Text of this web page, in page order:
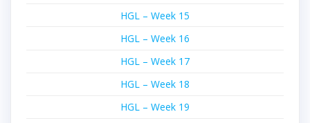
HGL – Week 15
HGL – Week 16
HGL – Week 17
HGL – Week 18
HGL – Week 19